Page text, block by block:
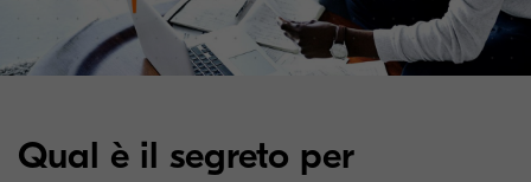
Qual è il segreto per